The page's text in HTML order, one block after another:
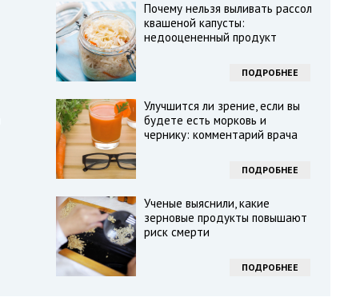
Почему нельзя выливать рассол
квашеной капусты:
недооцененный продукт
ПОДРОБНЕЕ
Улучшится ли зрение, если вы
будете есть морковь и
чернику: комментарий врача
ПОДРОБНЕЕ
Ученые выяснили, какие
зерновые продукты повышают
риск смерти
ПОДРОБНЕЕ